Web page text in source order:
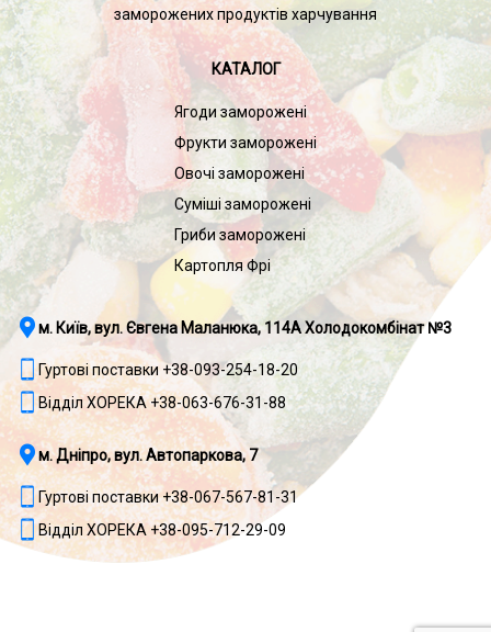
заморожених продуктів харчування
КАТАЛОГ
Ягоди заморожені
Фрукти заморожені
Овочі заморожені
Суміші заморожені
Гриби заморожені
Картопля Фрі
м. Київ, вул. Євгена Маланюка, 114А Холодокомбінат №3
Гуртові поставки +38-093-254-18-20
Відділ ХОРЕКА +38-063-676-31-88
м. Дніпро, вул. Автопаркова, 7
Гуртові поставки +38-067-567-81-31
Відділ ХОРЕКА +38-095-712-29-09